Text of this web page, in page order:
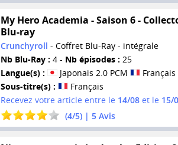
My Hero Academia - Saison 6 -
Blu-ray
Crunchyroll - Coffret Blu-Ray - intégrale
Nb Blu-Ray : 4 - Nb épisodes : 25
Langue(s) :
Japonais 2.0 PCM
Français
Sous-titre(s) :
Français
Recevez votre article entre le 14/08et le 15/
(4/5) | 5Avis